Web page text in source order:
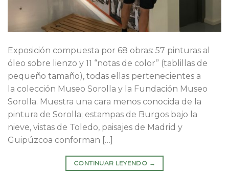
Exposición compuesta por 68 obras: 57 pinturas al
óleo sobre lienzo y 11 “notas de color” (tablillas de
pequeño tamaño), todas ellas pertenecientes a
la colección Museo Sorolla y la Fundación Museo
Sorolla. Muestra una cara menos conocida de la
pintura de Sorolla; estampas de Burgos bajo la
nieve, vistas de Toledo, paisajes de Madrid y
Guipúzcoa conforman […]
CONTINUAR LEYENDO →